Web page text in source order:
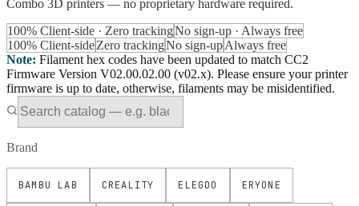
Combo 3D printers — no proprietary hardware required.
100% Client-side · Zero trackingNo sign-up · Always free
100% Client-sideZero trackingNo sign-upAlways free
Note: Filament hex codes have been updated to match CC2
Firmware Version V02.00.02.00 (v02.x). Please ensure your printer
firmware is up to date, otherwise, filaments may be misidentified.
Brand
BAMBU LAB CREALITY ELEGOO ERYONE